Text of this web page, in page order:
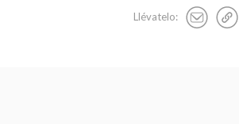
Llévatelo: